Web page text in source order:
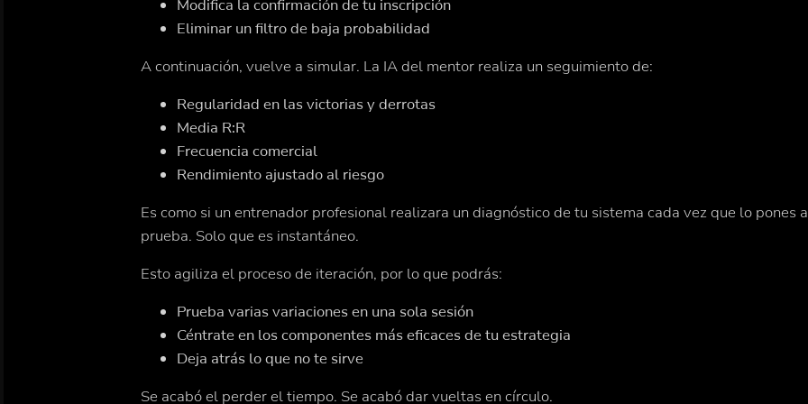
Modifica la confirmación de tu inscripción
Eliminar un filtro de baja probabilidad
A continuación, vuelve a simular. La IA del mentor realiza un seguimiento de:
Regularidad en las victorias y derrotas
Media R:R
Frecuencia comercial
Rendimiento ajustado al riesgo
Es como si un entrenador profesional realizara un diagnóstico de tu sistema cada vez que lo pones a
prueba. Solo que es instantáneo.
Esto agiliza el proceso de iteración, por lo que podrás:
Prueba varias variaciones en una sola sesión
Céntrate en los componentes más eficaces de tu estrategia
Deja atrás lo que no te sirve
Se acabó el perder el tiempo. Se acabó dar vueltas en círculo.